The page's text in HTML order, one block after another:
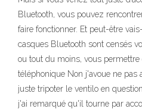
Bluetooth, vous pouvez
faire fonctionner. Et peut-être
casques Bluetooth sont censés
ou tout du moins, vous permettre
téléphonique Non j'avoue ne pas
juste tripoter le ventilo en
j'ai remarqué qu'il tourne par